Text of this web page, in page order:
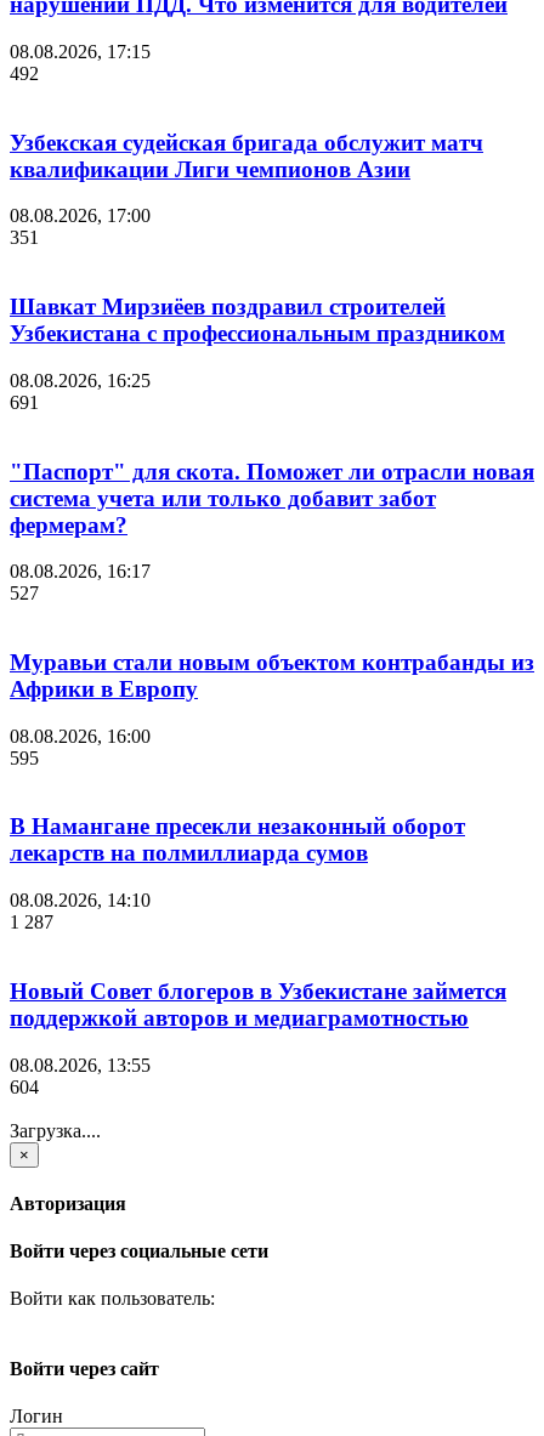
08.08.2026, 17:15
492
Узбекская судейская бригада обслужит матч
квалификации Лиги чемпионов Азии
08.08.2026, 17:00
351
Шавкат Мирзиёев поздравил строителей
Узбекистана с профессиональным праздником
08.08.2026, 16:25
691
"Паспорт" для скота. Поможет ли отрасли новая
система учета или только добавит забот
фермерам?
08.08.2026, 16:17
527
Муравьи стали новым объектом контрабанды из
Африки в Европу
08.08.2026, 16:00
595
В Намангане пресекли незаконный оборот
лекарств на полмиллиарда сумов
08.08.2026, 14:10
1 287
Новый Совет блогеров в Узбекистане займется
поддержкой авторов и медиаграмотностью
08.08.2026, 13:55
604
Загрузка....
×
Авторизация
Войти через социальные сети
Войти как пользователь:
Войти через сайт
Логин